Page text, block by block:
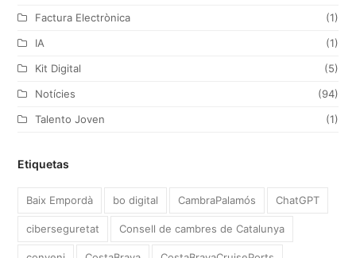
Factura Electrònica
(1)
IA
(1)
Kit Digital
(5)
Notícies
(94)
Talento Joven
(1)
Etiquetas
Baix Empordà bo digital CambraPalamós ChatGPT
ciberseguretat Consell de cambres de Catalunya